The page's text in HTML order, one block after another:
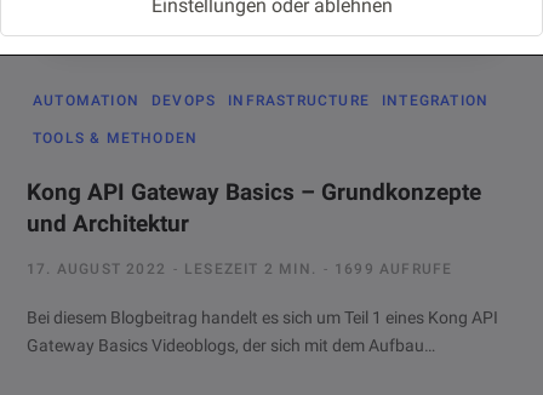
Einstellungen oder ablehnen
AUTOMATION DEVOPS INFRASTRUCTURE INTEGRATION
TOOLS & METHODEN
Kong API Gateway Basics – Grundkonzepte
und Architektur
17. AUGUST 2022 LESEZEIT 2 MIN. 1699 AUFRUFE
Bei diesem Blogbeitrag handelt es sich um Teil 1 eines Kong API
Gateway Basics Videoblogs, der sich mit dem Aufbau…